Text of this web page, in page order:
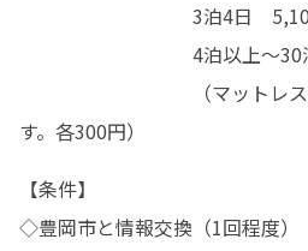
3泊4日　5,100 /
4泊以上～30泊ま
（マットレスや、毛
す。各300円）
【条件】
◇豊岡市と情報交換（1回程度）